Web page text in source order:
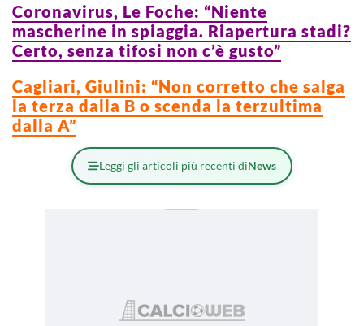
Coronavirus, Le Foche: “Niente
mascherine in spiaggia. Riapertura stadi?
Certo, senza tifosi non c’è gusto”
Cagliari, Giulini: “Non corretto che salga
la terza dalla B o scenda la terzultima
dalla A”
Leggi gli articoli più recenti diNews